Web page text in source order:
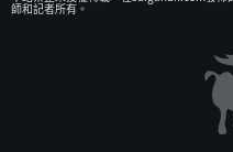
師和記者所有。